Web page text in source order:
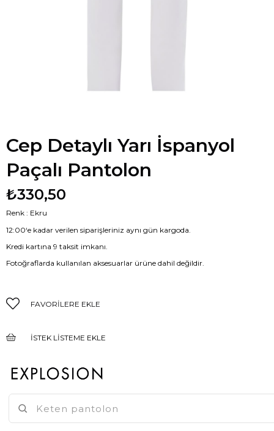
Cep Detaylı Yarı İspanyol
Paçalı Pantolon
₺330,50
Renk : Ekru
12:00‘e kadar verilen siparişleriniz aynı gün kargoda.
Kredi kartına 9 taksit imkanı.
Fotoğraflarda kullanılan aksesuarlar ürüne dahil değildir.
FAVORILERE EKLE
İSTEK LISTEME EKLE